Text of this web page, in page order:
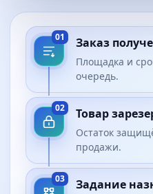
01 Заказ
Площадка и
очередь.
02 Товар
Остаток
продажи.
03 Задание